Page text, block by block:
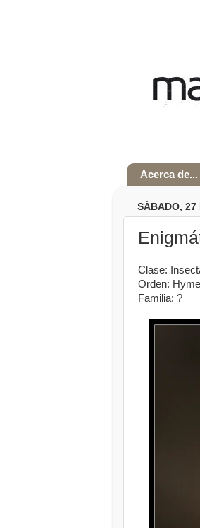
Acerca de...
SÁBADO, 27
Clase:
Orden:
Familia: ?